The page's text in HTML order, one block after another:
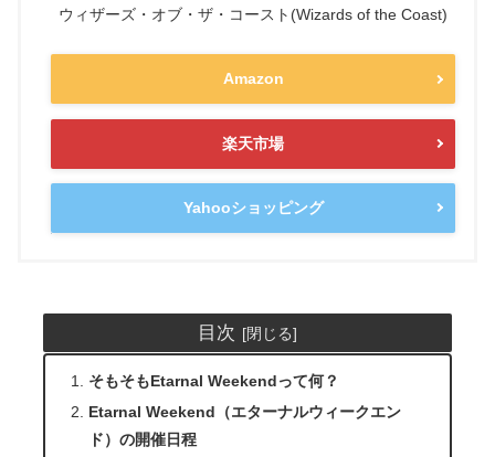
ウィザーズ・オブ・ザ・コースト(Wizards of the Coast)
Amazon
楽天市場
Yahooショッピング
目次
そもそもEtarnal Weekendって何？
Etarnal Weekend（エターナルウィークエン
ド）の開催日程